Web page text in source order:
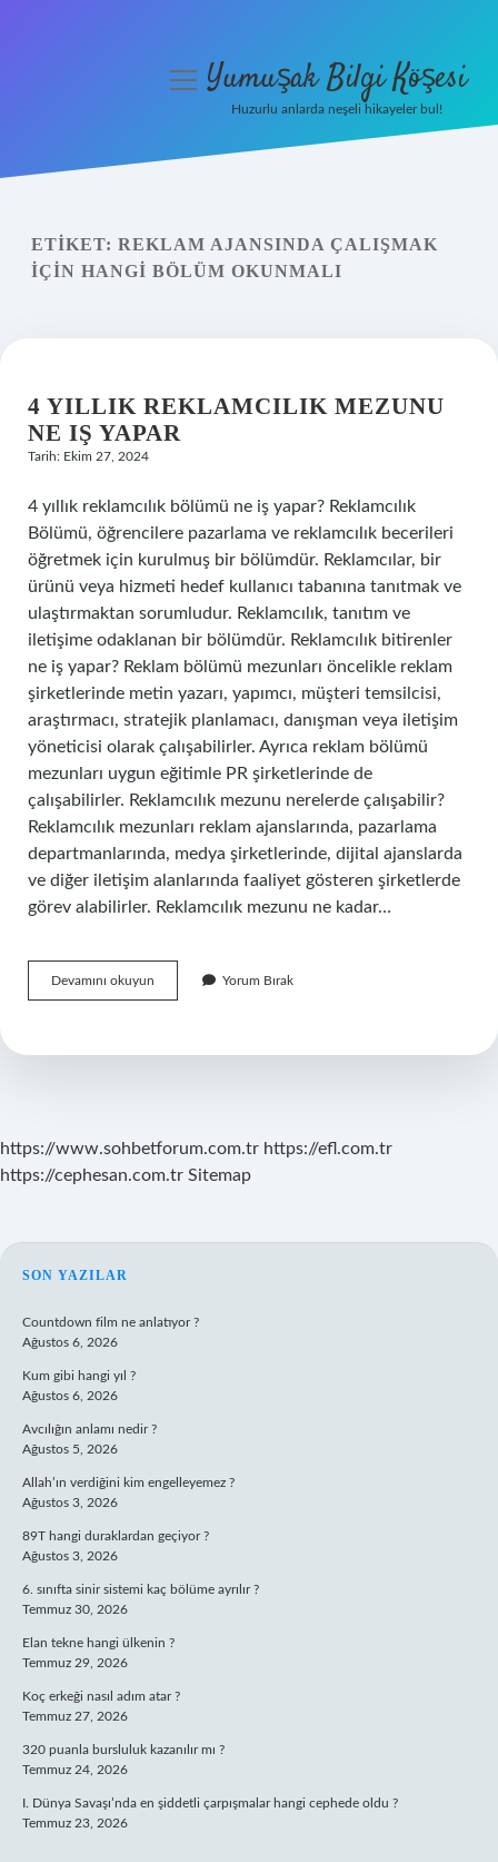
Yasal Uyarı
menüyüYumuşak Bilgi Köşesi
Huzurlu anlarda neşeli hikayeler bul!
ETIKET: REKLAM AJANSINDA ÇALIŞMAK
IÇIN HANGI BÖLÜM OKUNMALI
4 YILLIK REKLAMCILIK MEZUNU
NE IŞ YAPAR
Tarih: Ekim 27, 2024
4 yıllık reklamcılık bölümü ne iş yapar? Reklamcılık
Bölümü, öğrencilere pazarlama ve reklamcılık becerileri
öğretmek için kurulmuş bir bölümdür. Reklamcılar, bir
ürünü veya hizmeti hedef kullanıcı tabanına tanıtmak ve
ulaştırmaktan sorumludur. Reklamcılık, tanıtım ve
iletişime odaklanan bir bölümdür. Reklamcılık bitirenler
ne iş yapar? Reklam bölümü mezunları öncelikle reklam
şirketlerinde metin yazarı, yapımcı, müşteri temsilcisi,
araştırmacı, stratejik planlamacı, danışman veya iletişim
yöneticisi olarak çalışabilirler. Ayrıca reklam bölümü
mezunları uygun eğitimle PR şirketlerinde de
çalışabilirler. Reklamcılık mezunu nerelerde çalışabilir?
Reklamcılık mezunları reklam ajanslarında, pazarlama
departmanlarında, medya şirketlerinde, dijital ajanslarda
ve diğer iletişim alanlarında faaliyet gösteren şirketlerde
görev alabilirler. Reklamcılık mezunu ne kadar…
Devamını okuyun
Yıllık
Ne
Yorum Bırak
https://www.sohbetforum.com.tr https://efl.com.tr
https://cephesan.com.tr Sitemap
SIDEBAR
SON YAZILAR
Countdown film ne anlatıyor ?
Ağustos 6, 2026
Kum gibi hangi yıl ?
Ağustos 6, 2026
Avcılığın anlamı nedir ?
Ağustos 5, 2026
Allah’ın verdiğini kim engelleyemez ?
Ağustos 3, 2026
89T hangi duraklardan geçiyor ?
Ağustos 3, 2026
6. sınıfta sinir sistemi kaç bölüme ayrılır ?
Temmuz 30, 2026
Elan tekne hangi ülkenin ?
Temmuz 29, 2026
Koç erkeği nasıl adım atar ?
Temmuz 27, 2026
320 puanla bursluluk kazanılır mı ?
Temmuz 24, 2026
I. Dünya Savaşı’nda en şiddetli çarpışmalar hangi cephede oldu ?
Temmuz 23, 2026